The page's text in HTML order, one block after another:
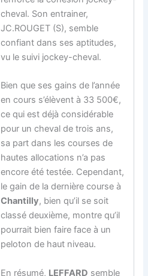
cheval. Son entrainer,
JC.ROUGET (S), semble
confiant dans ses aptitudes,
vu le suivi jockey-cheval.
Bien que ses gains de l’année
en cours s’élèvent à 33 500€,
ce qui est déjà considérable
pour un cheval de trois ans,
sa part dans les courses de
hautes allocations n’a pas
encore été testée. Cependant,
le gain de la dernière course à
Chantilly, bien qu’il se soit
classé deuxième, montre qu’il
pourrait bien faire face à un
peloton de haut niveau.
En résumé, LEFFARD semble